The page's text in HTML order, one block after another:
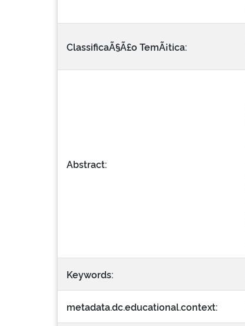
ClassificaÃ§Ã£o TemÃ¡tica:
Abstract:
Keywords:
metadata.dc.educational.context: